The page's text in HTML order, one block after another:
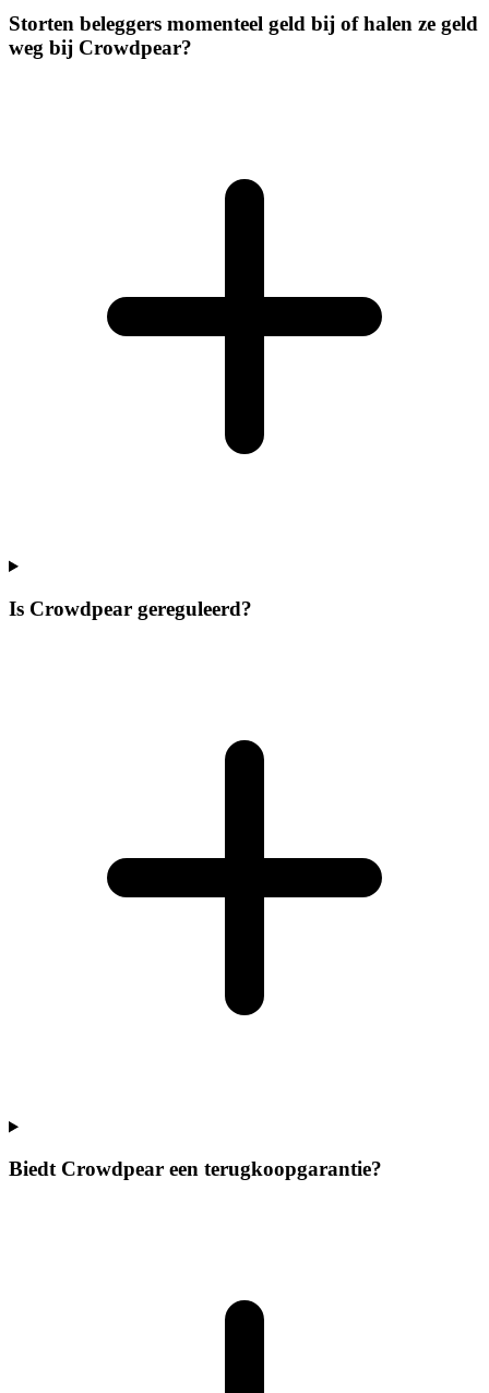
Storten beleggers momenteel geld bij of halen ze geld
weg bij Crowdpear?
Is Crowdpear gereguleerd?
Biedt Crowdpear een terugkoopgarantie?